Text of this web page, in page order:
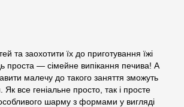
та заохотити їх до приготування їжі
проста — сімейне випікання печива! А
малечу до такого заняття зможуть
Як все геніальне просто, так і просте
шарму з формами у вигляді